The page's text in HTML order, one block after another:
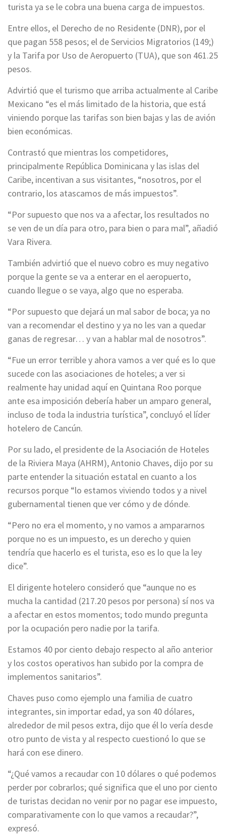
turista ya se le cobra una buena carga de impuestos.
Entre ellos, el Derecho de no Residente (DNR), por el
que pagan 558 pesos; el de Servicios Migratorios (149;)
y la Tarifa por Uso de Aeropuerto (TUA), que son 461.25
pesos.
Advirtió que el turismo que arriba actualmente al Caribe
Mexicano “es el más limitado de la historia, que está
viniendo porque las tarifas son bien bajas y las de avión
bien económicas.
Contrastó que mientras los competidores,
principalmente República Dominicana y las islas del
Caribe, incentivan a sus visitantes, “nosotros, por el
contrario, los atascamos de más impuestos”.
“Por supuesto que nos va a afectar, los resultados no
se ven de un día para otro, para bien o para mal”, añadió
Vara Rivera.
También advirtió que el nuevo cobro es muy negativo
porque la gente se va a enterar en el aeropuerto,
cuando llegue o se vaya, algo que no esperaba.
“Por supuesto que dejará un mal sabor de boca; ya no
van a recomendar el destino y ya no les van a quedar
ganas de regresar… y van a hablar mal de nosotros”.
“Fue un error terrible y ahora vamos a ver qué es lo que
sucede con las asociaciones de hoteles; a ver si
realmente hay unidad aquí en Quintana Roo porque
ante esa imposición debería haber un amparo general,
incluso de toda la industria turística”, concluyó el líder
hotelero de Cancún.
Por su lado, el presidente de la Asociación de Hoteles
de la Riviera Maya (AHRM), Antonio Chaves, dijo por su
parte entender la situación estatal en cuanto a los
recursos porque “lo estamos viviendo todos y a nivel
gubernamental tienen que ver cómo y de dónde.
“Pero no era el momento, y no vamos a ampararnos
porque no es un impuesto, es un derecho y quien
tendría que hacerlo es el turista, eso es lo que la ley
dice”.
El dirigente hotelero consideró que “aunque no es
mucha la cantidad (217.20 pesos por persona) sí nos va
a afectar en estos momentos; todo mundo pregunta
por la ocupación pero nadie por la tarifa.
Estamos 40 por ciento debajo respecto al año anterior
y los costos operativos han subido por la compra de
implementos sanitarios”.
Chaves puso como ejemplo una familia de cuatro
integrantes, sin importar edad, ya son 40 dólares,
alrededor de mil pesos extra, dijo que él lo vería desde
otro punto de vista y al respecto cuestionó lo que se
hará con ese dinero.
“¿Qué vamos a recaudar con 10 dólares o qué podemos
perder por cobrarlos; qué significa que el uno por ciento
de turistas decidan no venir por no pagar ese impuesto,
comparativamente con lo que vamos a recaudar?”,
expresó.